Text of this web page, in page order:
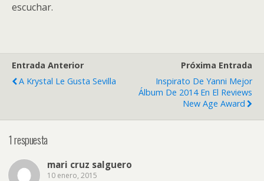
escuchar.
Entrada Anterior
A Krystal Le Gusta Sevilla
Próxima Entrada
Inspirato De Yanni Mejor
Álbum De 2014 En El Reviews
New Age Award
1 respuesta
mari cruz salguero
10 enero, 2015